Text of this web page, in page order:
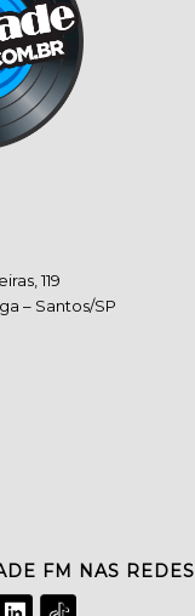
119
– Santos/SP
FM NAS